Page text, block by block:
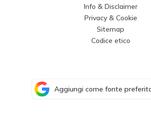
Info & Disclaimer
Privacy & Cookie
Sitemap
Codice etico
Aggiungi come fonte